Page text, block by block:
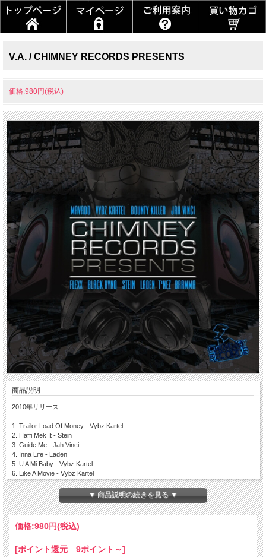
V.A. / CHIMNEY RECORDS PRESENTS
価格:980円(税込)
商品説明
2010年リリース
1. Trailor Load Of Money - Vybz Kartel
2. Haffi Mek It - Stein
3. Guide Me - Jah Vinci
4. Inna Life - Laden
5. U A Mi Baby - Vybz Kartel
6. Like A Movie - Vybz Kartel
7. Can I - Black Ryno
8. Gallis 4eva - Flexx
9. Let Me Go - Mavado
10. Easy - Stein
11. Dare To Try - Black Ryno
12. Tell Dem - Bounty Killer & Stein
14. Wipe Those Tears - Jah Vinci
▼ 商品説明の続きを見る ▼
価格:980円(税込)
[ポイント還元 9ポイント～]